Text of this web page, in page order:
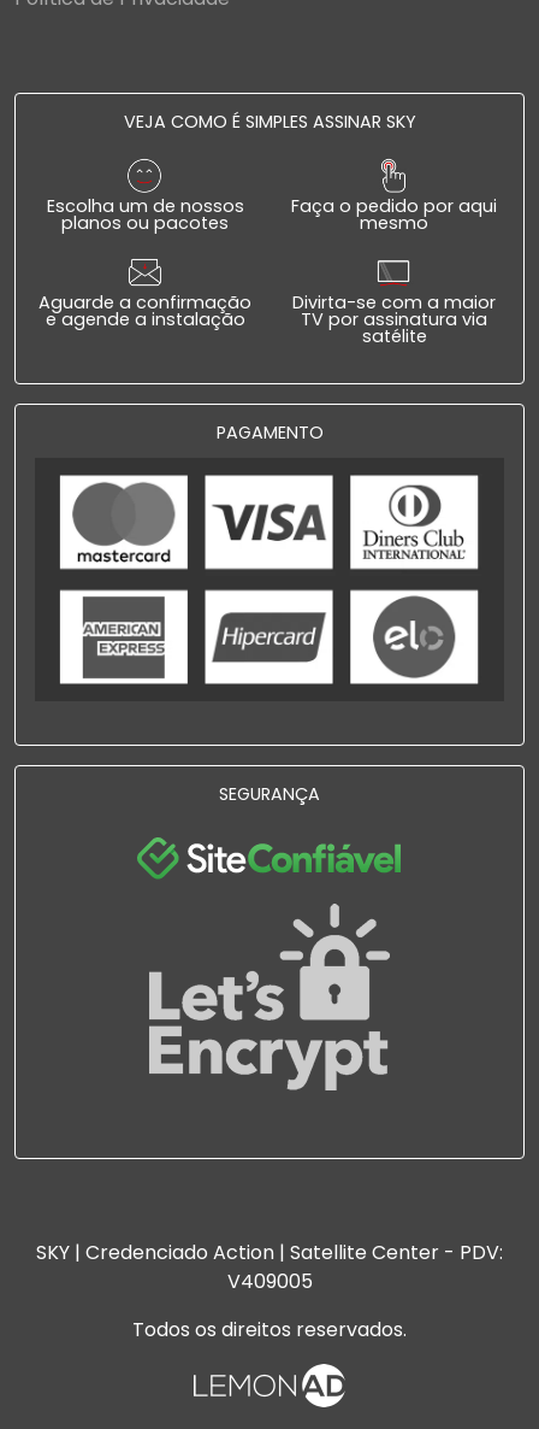
VEJA COMO É SIMPLES ASSINAR SKY
Escolha um de nossos
planos ou pacotes
Faça o pedido por aqui
mesmo
Aguarde a confirmação
e agende a instalação
Divirta-se com a maior
TV por assinatura via
satélite
PAGAMENTO
SEGURANÇA
SKY | Credenciado Action | Satellite Center - PDV:
V409005
Todos os direitos reservados.